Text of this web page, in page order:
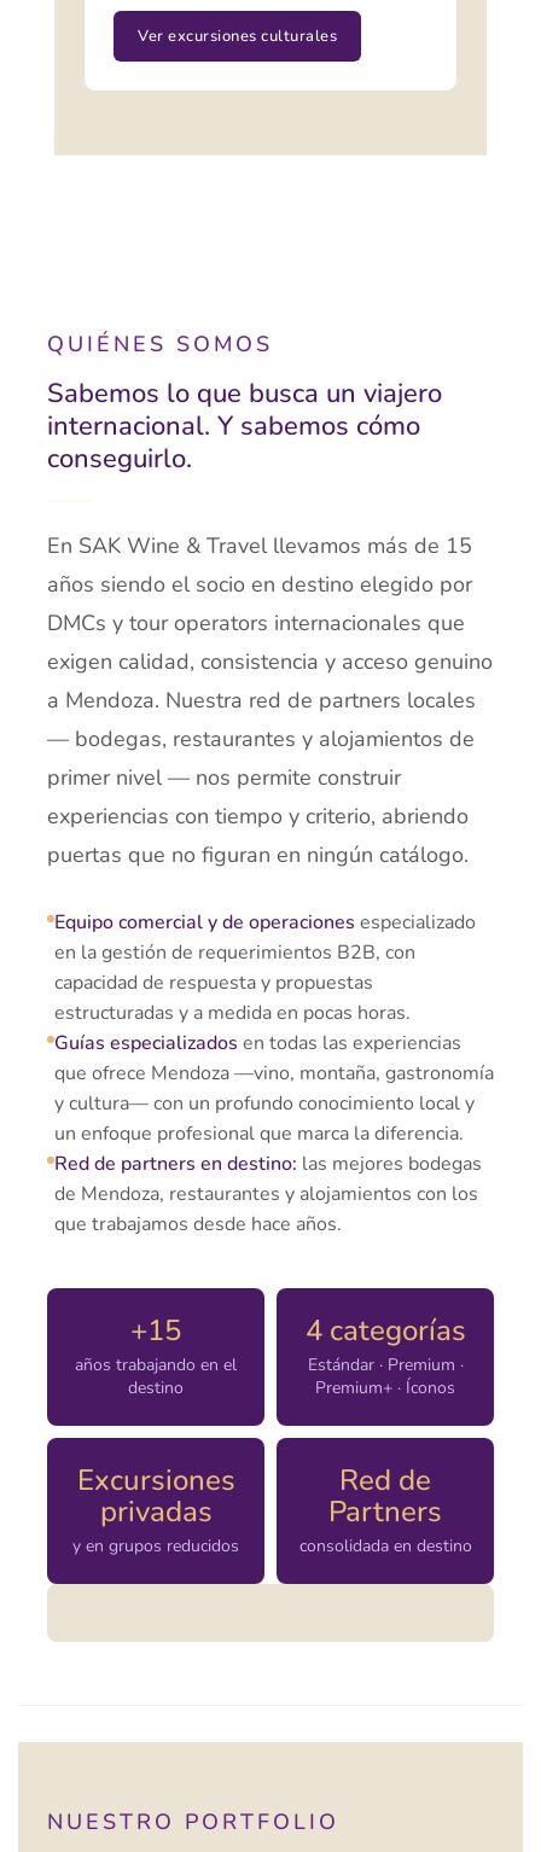
Ver excursiones culturales
QUIÉNES SOMOS
Sabemos lo que busca un viajero
internacional. Y sabemos cómo
conseguirlo.
En SAK Wine & Travel llevamos más de 15
años siendo el socio en destino elegido por
DMCs y tour operators internacionales que
exigen calidad, consistencia y acceso genuino
a Mendoza. Nuestra red de partners locales
— bodegas, restaurantes y alojamientos de
primer nivel — nos permite construir
experiencias con tiempo y criterio, abriendo
puertas que no figuran en ningún catálogo.
Equipo comercial y de operaciones especializado
en la gestión de requerimientos B2B, con
capacidad de respuesta y propuestas
estructuradas y a medida en pocas horas.
Guías especializados en todas las experiencias
que ofrece Mendoza —vino, montaña, gastronomía
y cultura— con un profundo conocimiento local y
un enfoque profesional que marca la diferencia.
Red de partners en destino: las mejores bodegas
de Mendoza, restaurantes y alojamientos con los
que trabajamos desde hace años.
+15
años trabajando en el
destino
4 categorías
Estándar · Premium ·
Premium+ · Íconos
Excursiones
privadas
y en grupos reducidos
Red de
Partners
consolidada en destino
NUESTRO PORTFOLIO